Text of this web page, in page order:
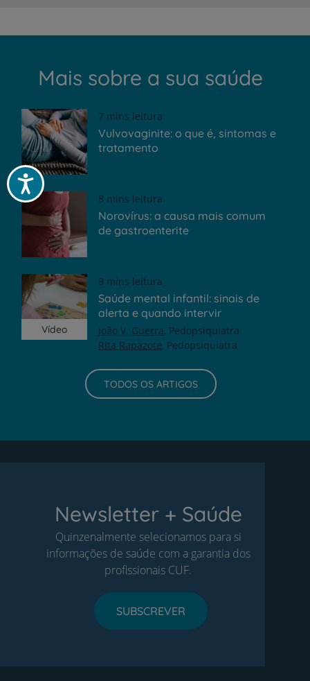
Acessibilidade
Mais sobre a sua saúde
7 mins leitura
Vulvovaginite: o que é, sintomas e
tratamento
8 mins leitura
Norovírus: a causa mais comum
de gastroenterite
Vídeo
9 mins leitura
Saúde mental infantil: sinais de
alerta e quando intervir
João V. Guerra Pedopsiquiatra
Rita Rapazote Pedopsiquiatra
TODOS OS ARTIGOS
Newsletter + Saúde
Quinzenalmente selecionamos para si
informações de saúde com a garantia dos
profissionais CUF.
SUBSCREVER